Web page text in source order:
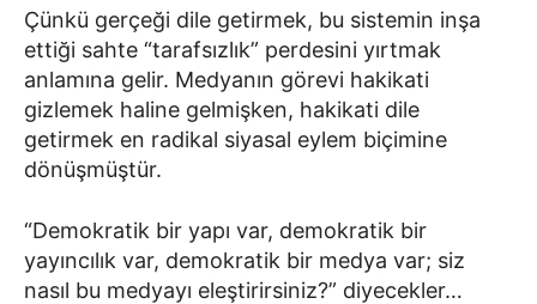
Çünkü gerçeği dile getirmek, bu sistemin inşa
ettiği sahte “tarafsızlık” perdesini yırtmak
anlamına gelir. Medyanın görevi hakikati
gizlemek haline gelmişken, hakikati dile
getirmek en radikal siyasal eylem biçimine
dönüşmüştür.
“Demokratik bir yapı var, demokratik bir
yayıncılık var, demokratik bir medya var; siz
nasıl bu medyayı eleştirirsiniz?” diyecekler…